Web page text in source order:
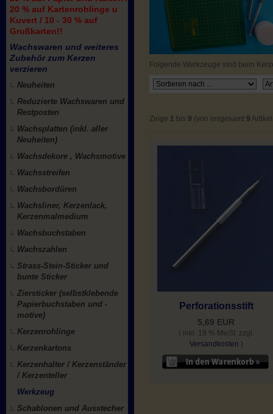
20 % auf Kartenrohlinge u
Kuvert / 10 - 30 % auf
Grußkarten!!
Wachswaren und weiteres
Zubehör zum Kerzen
verzieren
Neuheiten
Reduzierte Wachswaren und
Restposten
Wachsplatten (inkl. aller
Neuheiten)
Wachsdekore , Wachsmotive
Wachsstreifen
Wachsbordüren
Wachsliner, Kerzenlack,
Kerzenmalmedium
Wachsbuchstaben
Wachszahlen
Strass-Stein-Sticker und
bunte Sticker
Ziersticker (selbstklebende
Papierbuchstaben und -
motive)
Kerzenrohlinge
Kerzenkartons
Kerzenhalter / Kerzenständer
/ Kerzenteller
Werkzeug
Schablonen und Ausstecher
Folgende Werkzeuge sind beim
Zeige 1 bis 9 (von insgesamt 9
Perforationsstift
5,69 EUR
( inkl. 19 % MwSt. zzgl.
Versandkosten )